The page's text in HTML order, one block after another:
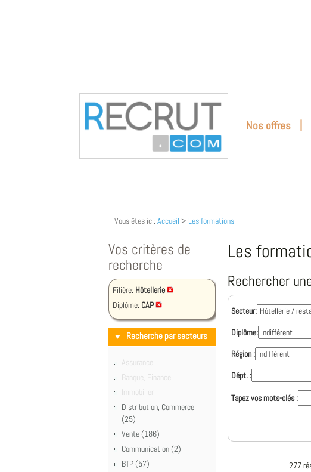
Nos offres |
Vous êtes ici: Accueil > Les formations
Vos critères de
recherche
Filière: Hôtellerie
Diplôme: CAP
Recherche par secteurs
Assurance
Banque, Finance
Immobilier
Distribution, Commerce
(25)
Vente (186)
Communication (2)
BTP (57)
Les
Rechercher
Secteur:
Diplôme:
Région :
Dépt. :
Tapez vos mots-clés :
277